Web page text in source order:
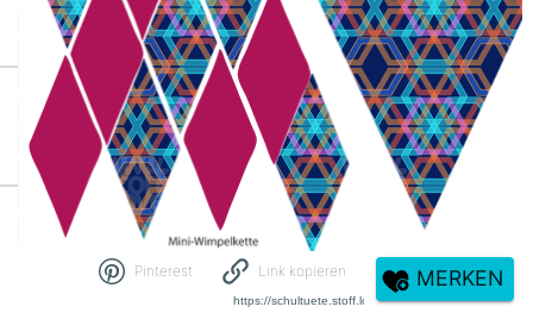
Pinterest Link kopieren MERKEN